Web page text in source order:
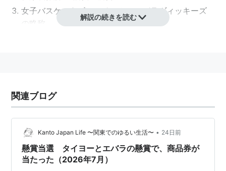
女子バスケットボールチーム、エバラヴィッキーズ
の略称。
解説の続きを読む
関連ブログ
Kanto Japan Life 〜関東でのゆるい生活〜 • 24日前
懸賞当選 タイヨーとエバラの懸賞で、商品券が
当たった（2026年7月）